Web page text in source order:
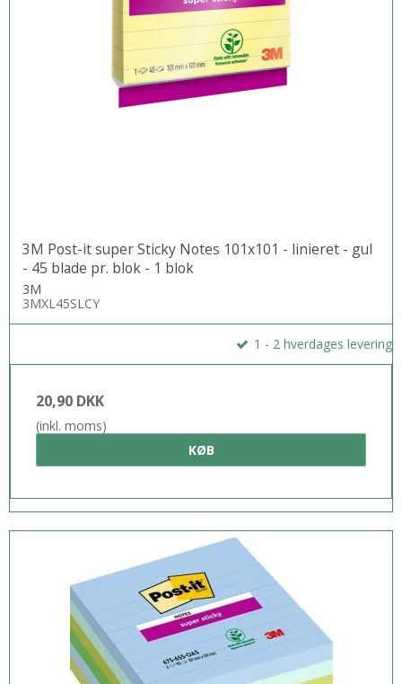
3M Post-it super Sticky Notes 101x101 - linieret - gul
- 45 blade pr. blok - 1 blok
3M
3MXL45SLCY
1 - 2 hverdages levering
20,90 DKK
(inkl. moms)
KØB